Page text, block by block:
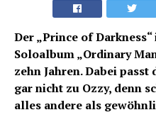
Der „Prince of
Soloalbum „Ordinary
zehn Jahren. Dabei
gar nicht zu Ozzy, denn
alles andere als